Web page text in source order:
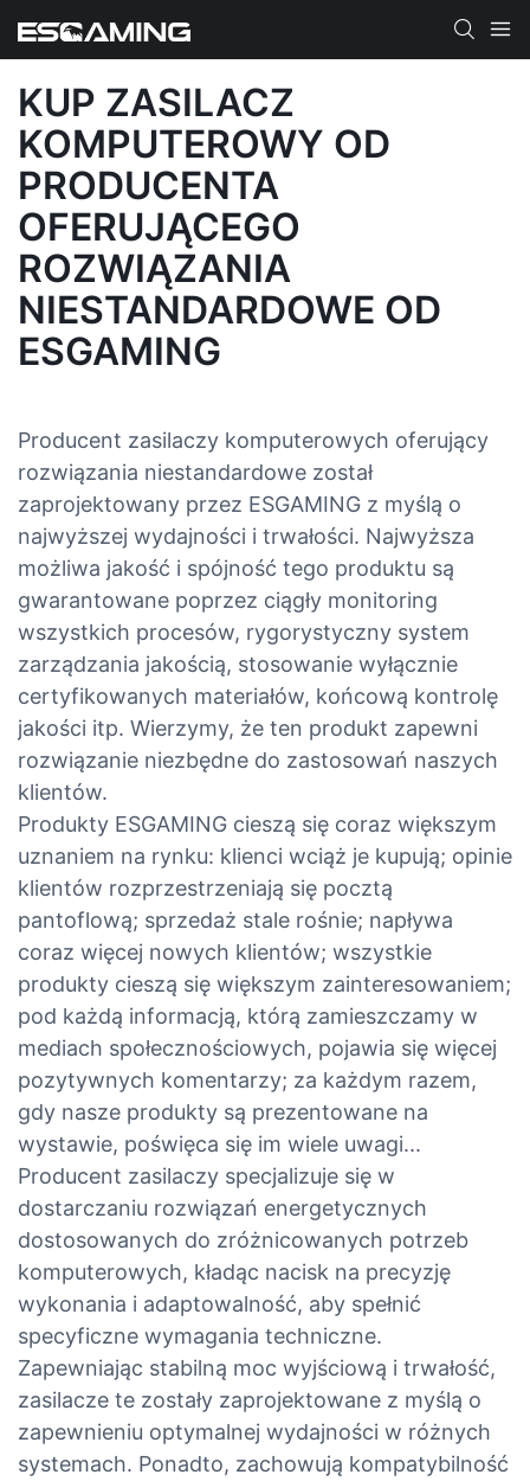
KUP ZASILACZ
KOMPUTEROWY OD
PRODUCENTA
OFERUJĄCEGO
ROZWIĄZANIA
NIESTANDARDOWE OD
ESGAMING
Producent zasilaczy komputerowych oferujący
rozwiązania niestandardowe został
zaprojektowany przez ESGAMING z myślą o
najwyższej wydajności i trwałości. Najwyższa
możliwa jakość i spójność tego produktu są
gwarantowane poprzez ciągły monitoring
wszystkich procesów, rygorystyczny system
zarządzania jakością, stosowanie wyłącznie
certyfikowanych materiałów, końcową kontrolę
jakości itp. Wierzymy, że ten produkt zapewni
rozwiązanie niezbędne do zastosowań naszych
klientów.
Produkty ESGAMING cieszą się coraz większym
uznaniem na rynku: klienci wciąż je kupują; opinie
klientów rozprzestrzeniają się pocztą
pantoflową; sprzedaż stale rośnie; napływa
coraz więcej nowych klientów; wszystkie
produkty cieszą się większym zainteresowaniem;
pod każdą informacją, którą zamieszczamy w
mediach społecznościowych, pojawia się więcej
pozytywnych komentarzy; za każdym razem,
gdy nasze produkty są prezentowane na
wystawie, poświęca się im wiele uwagi...
Producent zasilaczy specjalizuje się w
dostarczaniu rozwiązań energetycznych
dostosowanych do zróżnicowanych potrzeb
komputerowych, kładąc nacisk na precyzję
wykonania i adaptowalność, aby spełnić
specyficzne wymagania techniczne.
Zapewniając stabilną moc wyjściową i trwałość,
zasilacze te zostały zaprojektowane z myślą o
zapewnieniu optymalnej wydajności w różnych
systemach. Ponadto, zachowują kompatybilność